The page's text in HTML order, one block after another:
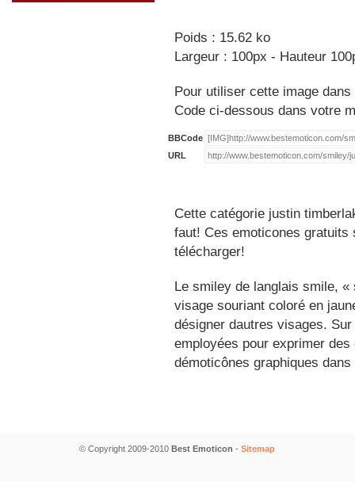
Poids : 15.62 ko
Largeur : 100px - Hauteur
Pour utiliser cette image
Code ci-dessous dans votre
BBCode
URL
Cette catégorie justin
faut! Ces emoticones
télécharger!
Le smiley de langlais smile,
visage souriant coloré en
désigner dautres visages.
employées pour exprimer
démoticônes graphiques
© Copyright 2009-2010 Best Emoticon - Sitemap